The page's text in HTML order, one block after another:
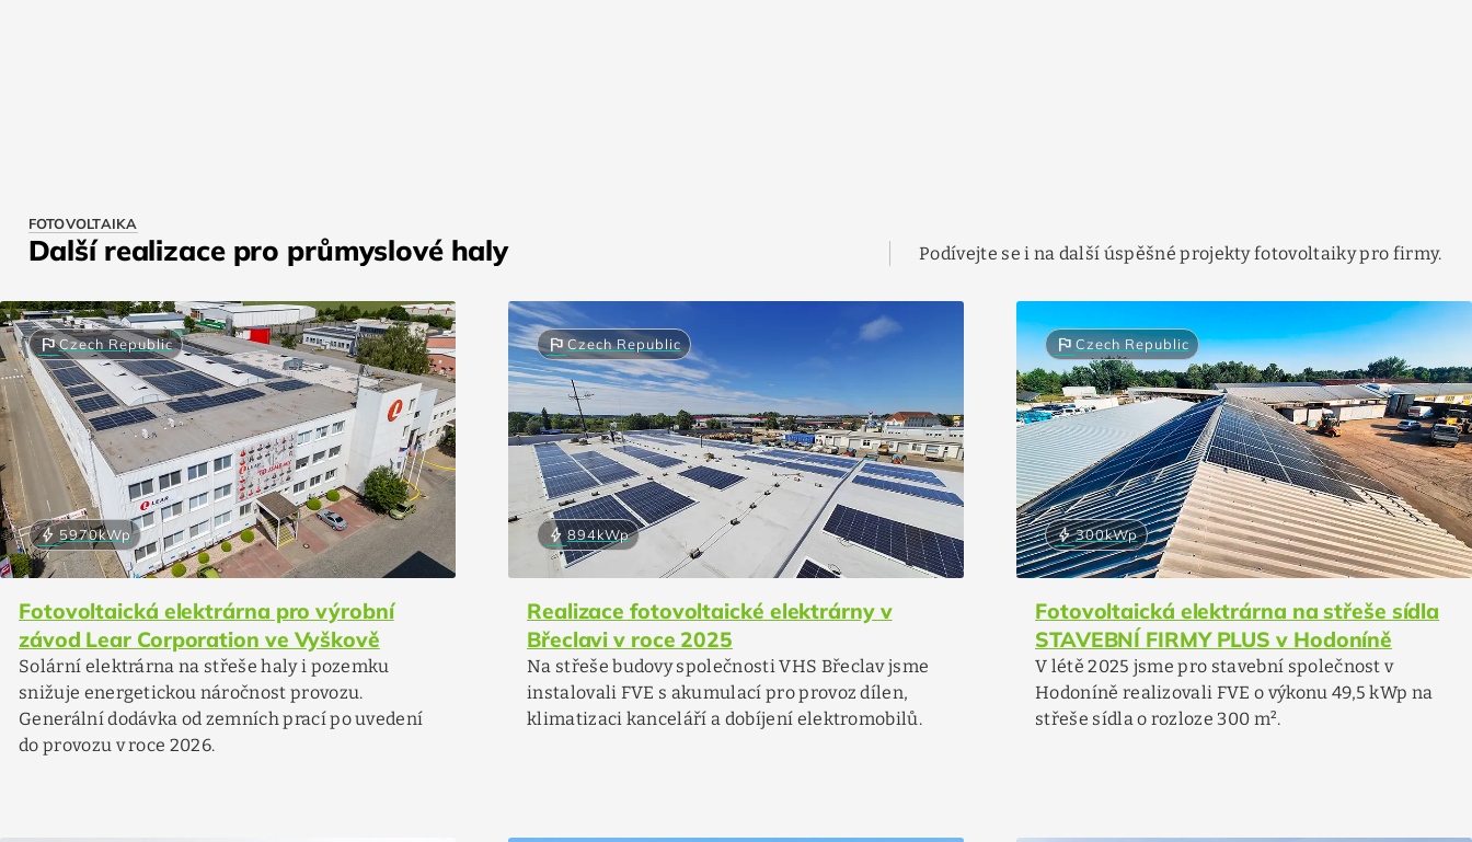
FOTOVOLTAIKA
Další realizace pro průmyslové haly Podívejte se i na další úspěšné projekty fotovoltaiky pro firmy.
flagCzech Republic
bolt 5970kWp
Fotovoltaická elektrárna pro výrobní
závod Lear Corporation ve Vyškově
Solární elektrárna na střeše haly i pozemku
snižuje energetickou náročnost provozu.
Generální dodávka od zemních prací po uvedení
do provozu v roce 2026.
flagCzech Republic
bolt894kWp
Realizace fotovoltaické elektrárny v
Břeclavi v roce 2025
Na střeše budovy společnosti VHS Břeclav jsme
instalovali FVE s akumulací pro provoz dílen,
klimatizaci kanceláří a dobíjení elektromobilů.
flagCzech Republic
bolt300kWp
Fotovoltaická elektrárna na střeše sídla
STAVEBNÍ FIRMY PLUS v Hodoníně
V létě 2025 jsme pro stavební společnost v
Hodoníně realizovali FVE o výkonu 49,5 kWp na
střeše sídla o rozloze 300 m².